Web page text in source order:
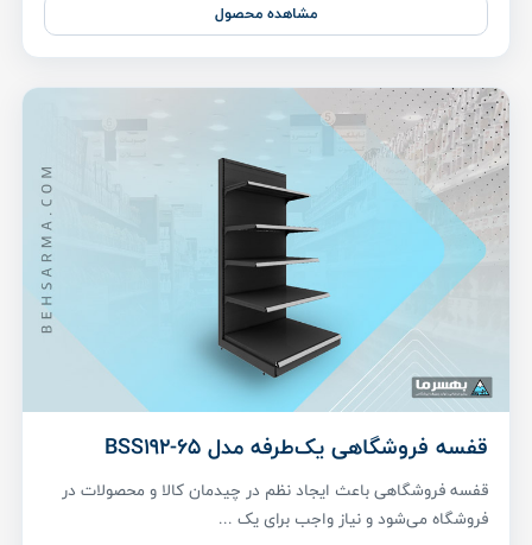
مشاهده محصول
قفسه فروشگاهی یک‌طرفه مدل BSS192-65
قفسه فروشگاهی باعث ایجاد نظم در چیدمان کالا و محصولات در
فروشگاه می‌شود و نیاز واجب برای یک ...